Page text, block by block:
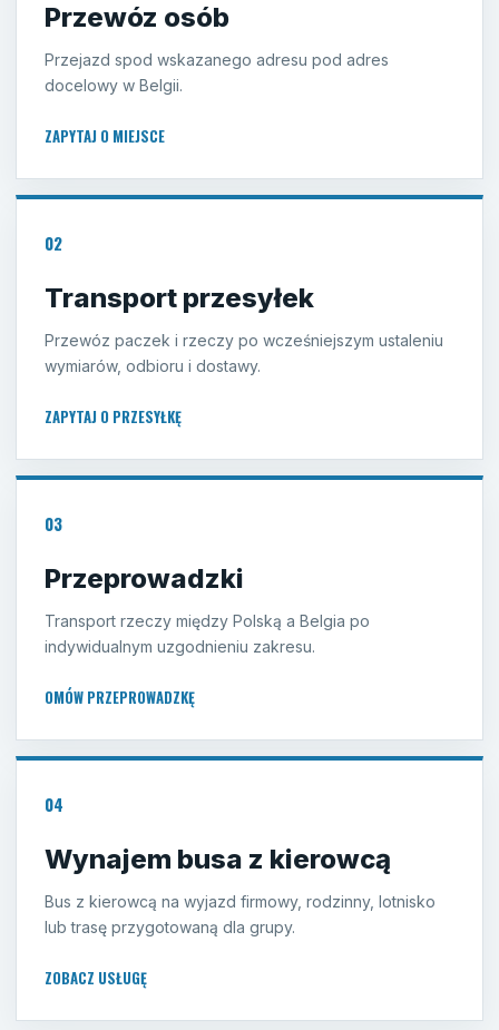
Przewóz osób
Przejazd spod wskazanego adresu pod adres
docelowy w Belgii.
ZAPYTAJ O MIEJSCE
02
Transport przesyłek
Przewóz paczek i rzeczy po wcześniejszym ustaleniu
wymiarów, odbioru i dostawy.
ZAPYTAJ O PRZESYŁKĘ
03
Przeprowadzki
Transport rzeczy między Polską a Belgia po
indywidualnym uzgodnieniu zakresu.
OMÓW PRZEPROWADZKĘ
04
Wynajem busa z kierowcą
Bus z kierowcą na wyjazd firmowy, rodzinny, lotnisko
lub trasę przygotowaną dla grupy.
ZOBACZ USŁUGĘ